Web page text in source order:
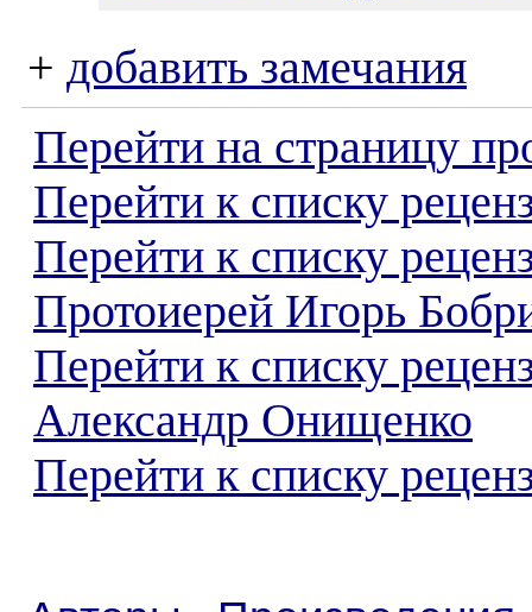
+ добавить замечания
Перейти на страницу
Перейти к списку
Перейти к списку
Протоиерей Игорь
Перейти к списку
Александр Онищенко
Перейти к списку